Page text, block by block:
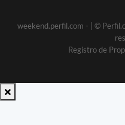
weekend.perfil.com -
| ©
Registro de